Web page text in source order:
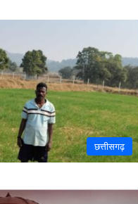
छत्तीसगढ़